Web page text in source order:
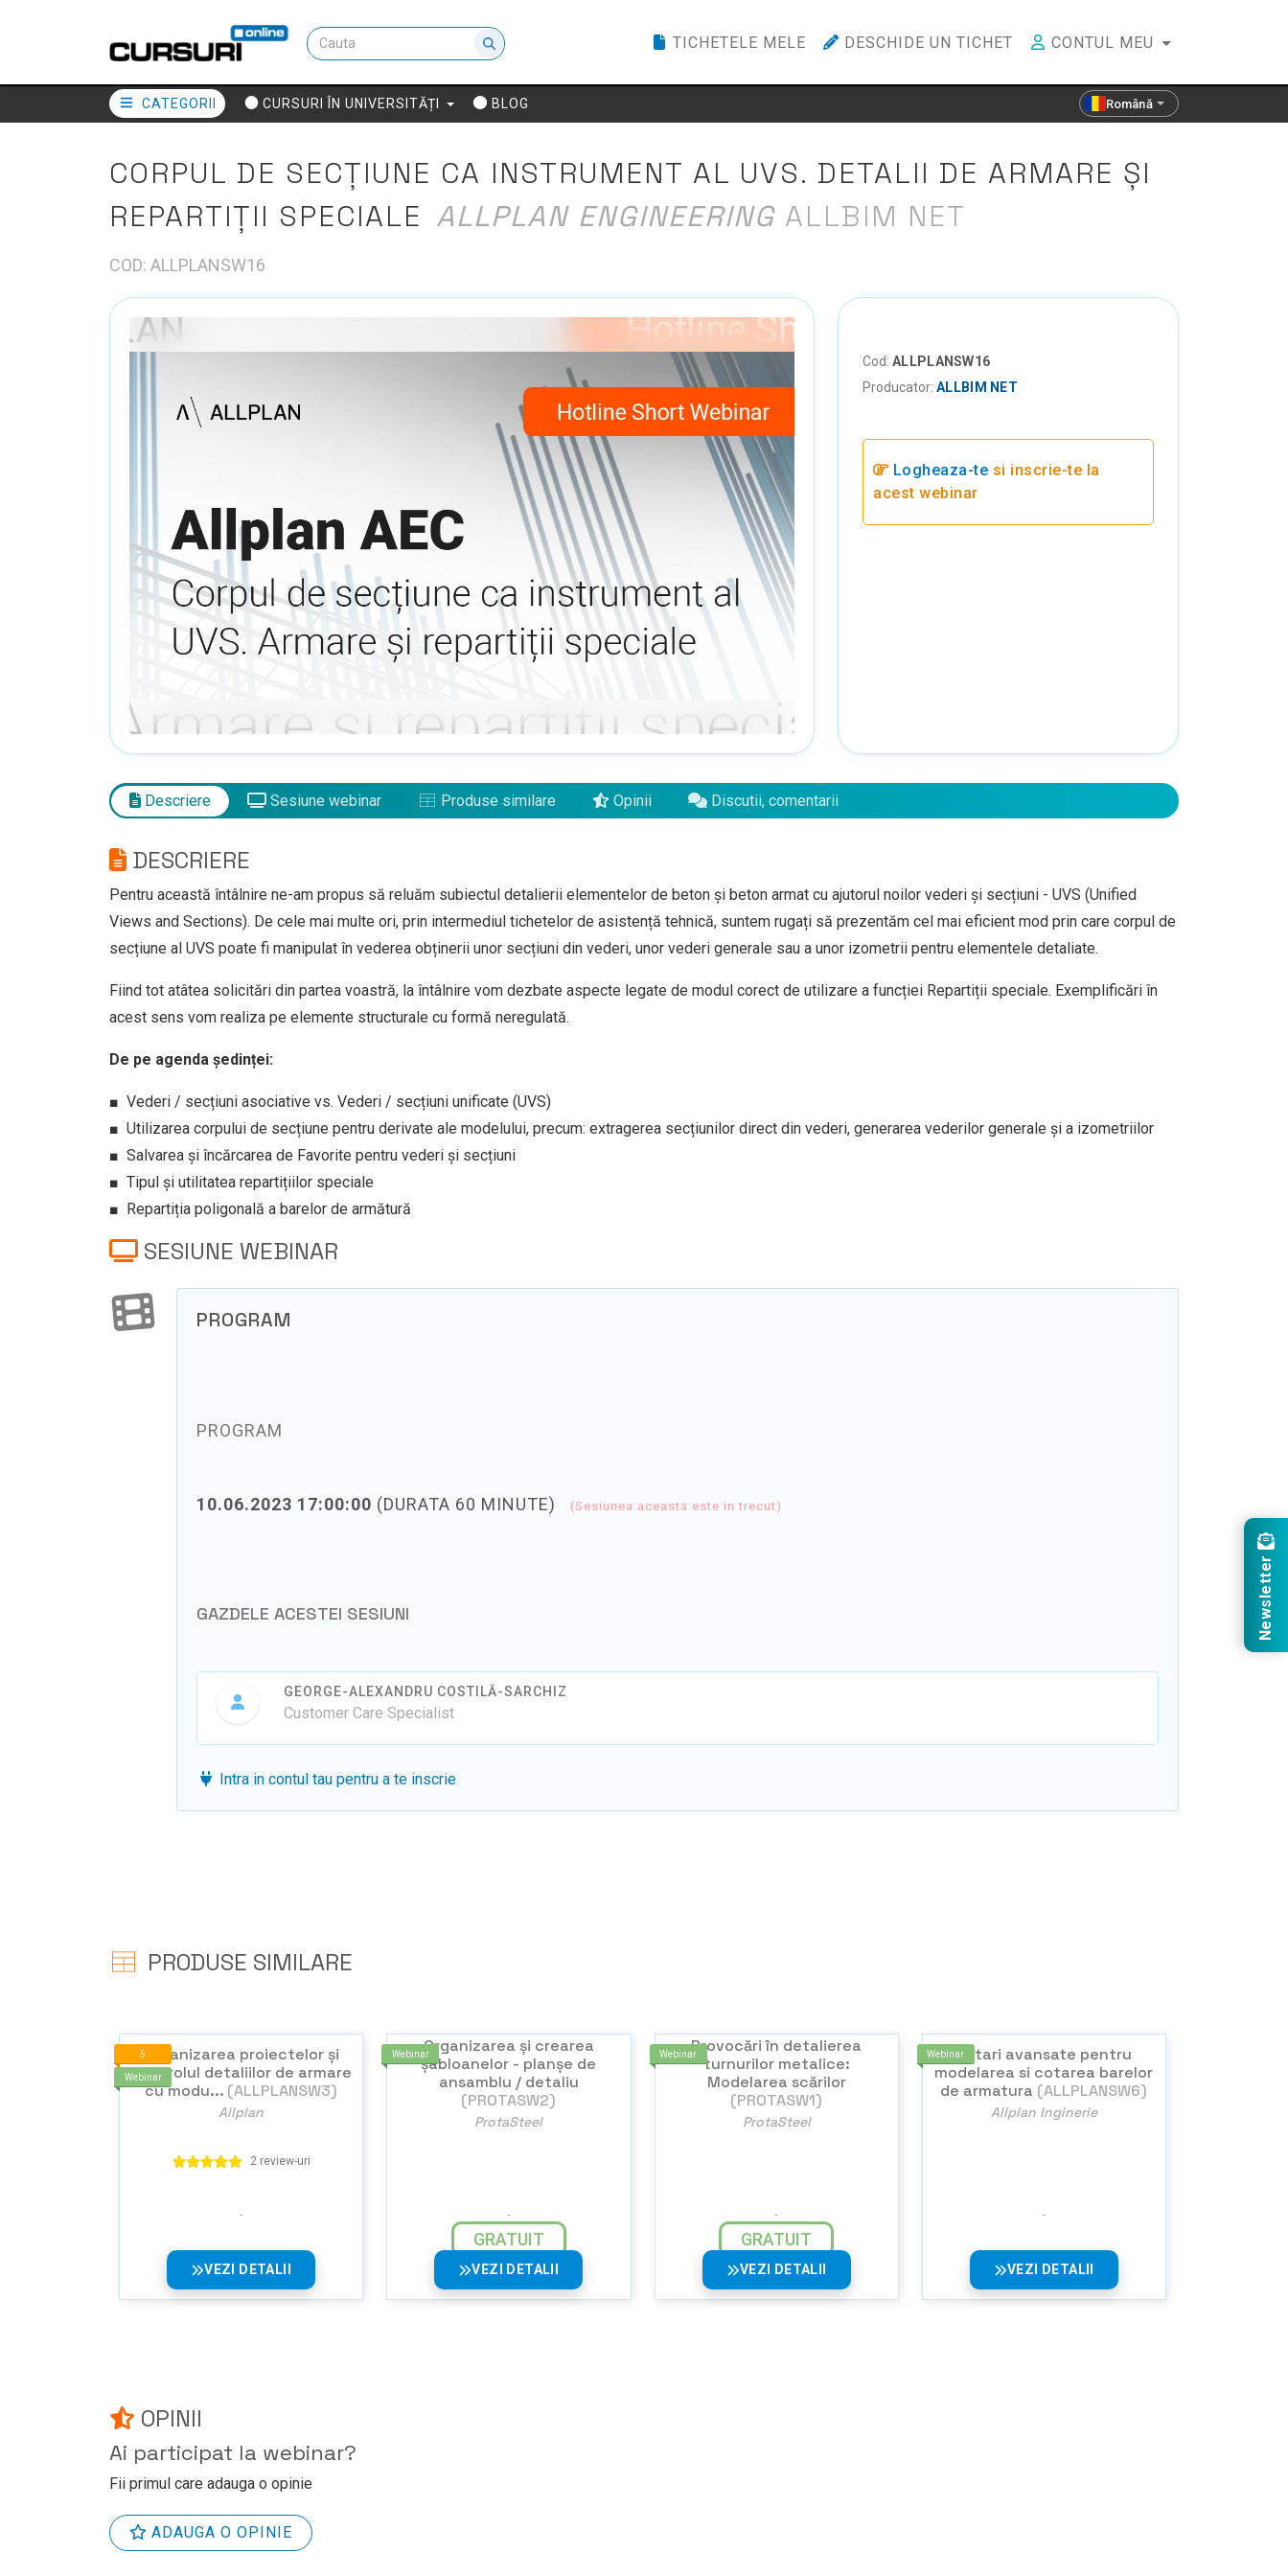
TICHETELE MELE DESCHIDE UN TICHET CONTUL MEU
CATEGORII CURSURI ÎN UNIVERSITĂȚI BLOG Română
CORPUL DE SECȚIUNE CA INSTRUMENT AL UVS. DETALII DE ARMARE ȘI
REPARTIȚII SPECIALE ALLPLAN ENGINEERING ALLBIM NET
COD: ALLPLANSW16
Cod: ALLPLANSW16
Producator: ALLBIM NET
Logheaza-te si inscrie-te la
acest webinar
Descriere Sesiune webinar Produse similare Opinii Discutii, comentarii
DESCRIERE
Pentru această întâlnire ne-am propus să reluăm subiectul detalierii elementelor de beton și beton armat cu ajutorul noilor vederi și secțiuni - UVS (Unified
Views and Sections). De cele mai multe ori, prin intermediul tichetelor de asistență tehnică, suntem rugați să prezentăm cel mai eficient mod prin care corpul de
secțiune al UVS poate fi manipulat în vederea obținerii unor secțiuni din vederi, unor vederi generale sau a unor izometrii pentru elementele detaliate.
Fiind tot atâtea solicitări din partea voastră, la întâlnire vom dezbate aspecte legate de modul corect de utilizare a funcției Repartiții speciale. Exemplificări în
acest sens vom realiza pe elemente structurale cu formă neregulată.
De pe agenda ședinței:
■ Vederi / secțiuni asociative vs. Vederi / secțiuni unificate (UVS)
■ Utilizarea corpului de secțiune pentru derivate ale modelului, precum: extragerea secțiunilor direct din vederi, generarea vederilor generale și a izometriilor
■ Salvarea și încărcarea de Favorite pentru vederi și secțiuni
■ Tipul și utilitatea repartițiilor speciale
■ Repartiția poligonală a barelor de armătură
SESIUNE WEBINAR
PROGRAM
PROGRAM
10.06.2023 17:00:00 (DURATA 60 MINUTE) (Sesiunea aceasta este in trecut)
GAZDELE ACESTEI SESIUNI
GEORGE-ALEXANDRU COSTILĂ-SARCHIZ
Customer Care Specialist
Intra in contul tau pentru a te inscrie
PRODUSE SIMILARE
5
Webinar
Organizarea proiectelor și
controlul detaliilor de armare
cu modu... (ALLPLANSW3)
Allplan
2 review-uri
VEZI DETALII
WebinarOrganizarea și crearea
șabloanelor - planșe de
ansamblu / detaliu
(PROTASW2)
ProtaSteel
GRATUIT
VEZI DETALII
WebinarProvocări în detalierea
turnurilor metalice:
Modelarea scărilor
(PROTASW1)
ProtaSteel
GRATUIT
VEZI DETALII
WebinarSetari avansate pentru
modelarea si cotarea barelor
de armatura (ALLPLANSW6)
Allplan Inginerie
VEZI DETALII
OPINII
Ai participat la webinar?
Fii primul care adauga o opinie
ADAUGA O OPINIE
Newsletter